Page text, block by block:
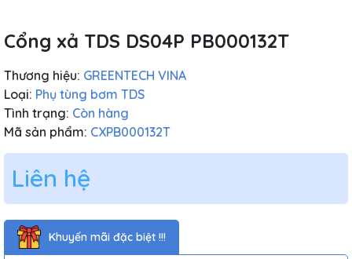
Cổng xả TDS DS04P PB000132T
Thương hiệu: GREENTECH VINA
Loại: Phụ tùng bơm TDS
Tình trạng: Còn hàng
Mã sản phẩm: CXPB000132T
Liên hệ
Khuyến mãi đặc biệt !!!